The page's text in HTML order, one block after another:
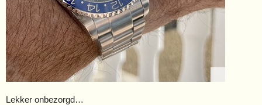
Lekker onbezorgd…